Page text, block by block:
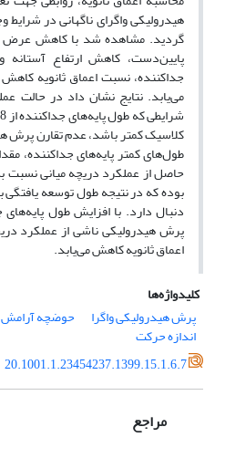
هیدرولیکی واگرای ناگهانی در
گردید. مشاهده شد با کاهش عرض
پایین‌دست، کاهش ارتفاع
جداکننده، نسبت اعماق ثانویه
می‌یابد. نتایج نشان داد در حالت
کلاسیک کمتر باشد، عدم تقارن پرش
طول‌های کمتر پایه‌های جداکننده،
حاصل از عملکرد دریچه میانی نسبت
بوده که در نتیجه طول توسعه یافتگی
دنبال دارد. با افزایش طول
پرش هیدرولیکی ناشی از عملکرد
اعماق ثانویه کاهش می‌یابد.
کلیدواژه‌ها
پرش هیدرولیکی واگرا
حوضچه آرامش
اندازه حرکت
20.1001.1.23454237.1399.15.1.6.7
مراجع